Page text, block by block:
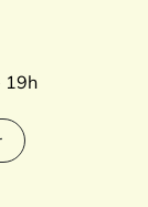
19h